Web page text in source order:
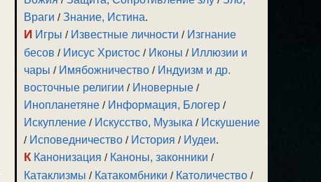
Враги /Знание, Истина.
И Игры / Известные личности / Изгнание
бесов / Иисус Христос / Иконы / Иллюзии и
чары / Имябожничество / Индуизм и др.
восточные религии / Иноверные /
Инопланетяне / Информация, Блогер /
Искупление / Искусство, Музыка / Искушение
/ Исповедничество / История / Иудеи.
К Канонизация / Каноны, законники /
Катаклизмы / Катакомбники / Католичество /